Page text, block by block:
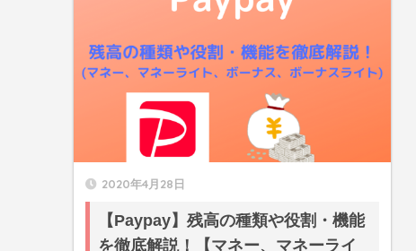
2020年4月28日
【Paypay】残高の種類や役割・機能
を徹底解説！【マネー、マネーライ